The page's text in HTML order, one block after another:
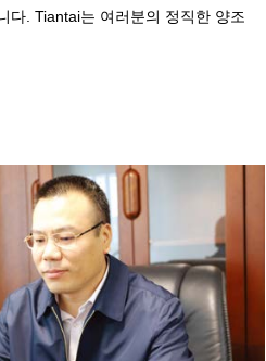
다. Tiantai는 여러분의 정직한 양조